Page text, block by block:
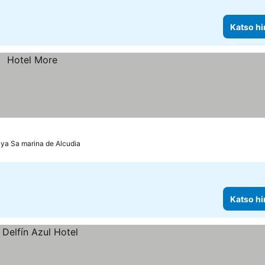
Katso
Sa marina de Alcudia
Katso